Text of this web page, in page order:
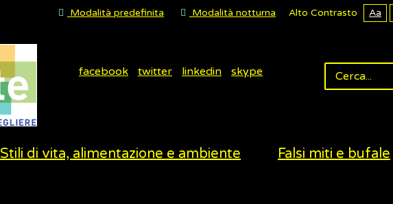
Modalità predefinita Modalità notturna Alto Contrasto Aa
facebook twitter linkedin skype
Stili di vita, alimentazione e ambiente Falsi miti e bufale